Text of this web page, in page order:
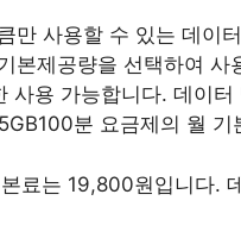
만 사용할 수 있는 데이
제공량을 선택하여 사
사용 가능합니다. 데이
분 요금제의 월
료는 19,800원입니다.